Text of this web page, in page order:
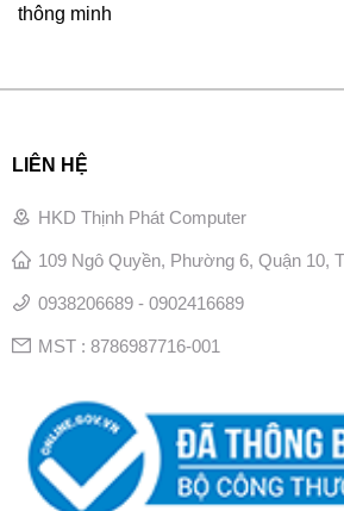
thông minh
LIÊN HỆ
HKD Thịnh Phát Computer
109 Ngô Quyền, Phường 6, Quận 10,
0938206689 - 0902416689
MST : 8786987716-001